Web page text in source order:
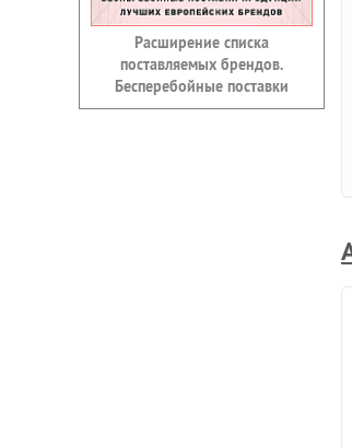
Расширение списка
поставляемых брендов.
Бесперебойные поставки